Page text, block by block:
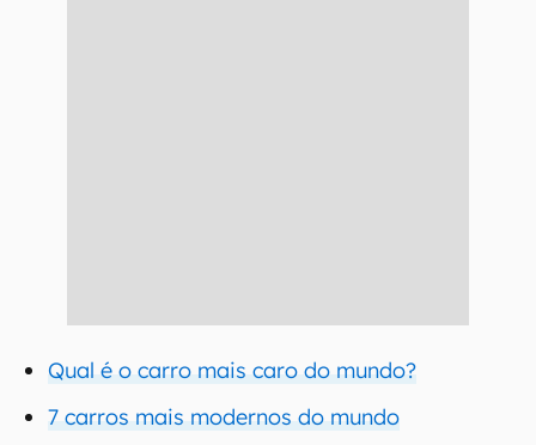
Qual é o carro mais caro do mundo?
7 carros mais modernos do mundo